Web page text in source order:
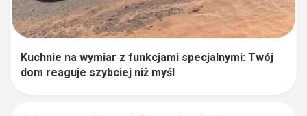
Kuchnie na wymiar z funkcjami specjalnymi: Twój
dom reaguje szybciej niż myśl